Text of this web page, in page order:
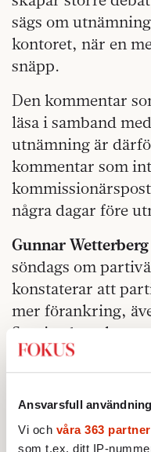
Ansvarsfull
Vi och våra 363
som t.ex. ditt IP-
sägs om
kontoret, när en
snäpp.
Den kommentar
läsa i samband
utnämning är
kommentar som
några dagar före
Gunnar Wetterberg
söndags om
konstaterar att
mer förankring,
polariseringens
också att
att de gjort sig
många